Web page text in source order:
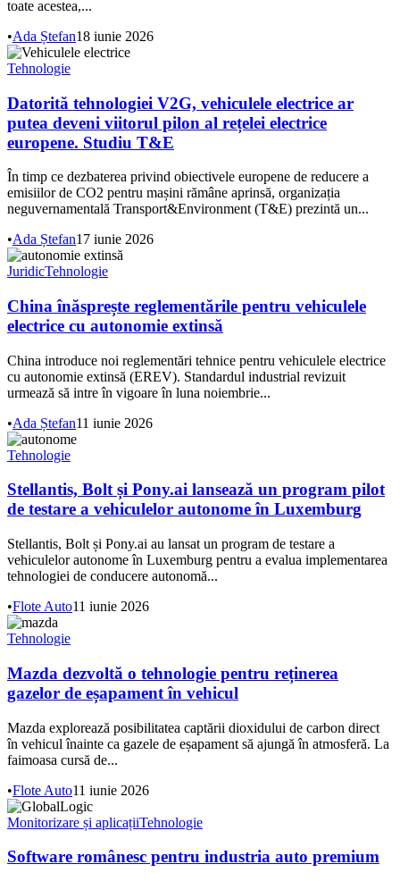
toate acestea,...
•Ada Ștefan18 iunie 2026
Tehnologie
Datorită tehnologiei V2G, vehiculele electrice ar
putea deveni viitorul pilon al rețelei electrice
europene. Studiu T&E
În timp ce dezbaterea privind obiectivele europene de reducere a
emisiilor de CO2 pentru mașini rămâne aprinsă, organizația
neguvernamentală Transport&Environment (T&E) prezintă un...
•Ada Ștefan17 iunie 2026
JuridicTehnologie
China înăsprește reglementările pentru vehiculele
electrice cu autonomie extinsă
China introduce noi reglementări tehnice pentru vehiculele electrice
cu autonomie extinsă (EREV). Standardul industrial revizuit
urmează să intre în vigoare în luna noiembrie...
•Ada Ștefan11 iunie 2026
Tehnologie
Stellantis, Bolt și Pony.ai lansează un program pilot
de testare a vehiculelor autonome în Luxemburg
Stellantis, Bolt și Pony.ai au lansat un program de testare a
vehiculelor autonome în Luxemburg pentru a evalua implementarea
tehnologiei de conducere autonomă...
•Flote Auto11 iunie 2026
Tehnologie
Mazda dezvoltă o tehnologie pentru reținerea
gazelor de eșapament în vehicul
Mazda explorează posibilitatea captării dioxidului de carbon direct
în vehicul înainte ca gazele de eșapament să ajungă în atmosferă. La
faimoasa cursă de...
•Flote Auto11 iunie 2026
Monitorizare și aplicațiiTehnologie
Software românesc pentru industria auto premium